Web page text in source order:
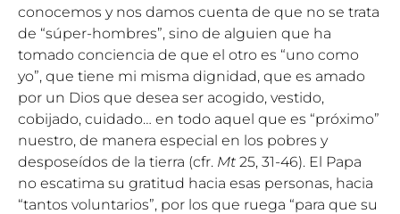
conocemos y nos damos cuenta de que no se trata
de “súper-hombres”, sino de alguien que ha
tomado conciencia de que el otro es “uno como
yo”, que tiene mi misma dignidad, que es amado
por un Dios que desea ser acogido, vestido,
cobijado, cuidado… en todo aquel que es “próximo”
nuestro, de manera especial en los pobres y
desposeídos de la tierra (cfr. Mt 25, 31-46). El Papa
no escatima su gratitud hacia esas personas, hacia
“tantos voluntarios”, por los que ruega “para que su